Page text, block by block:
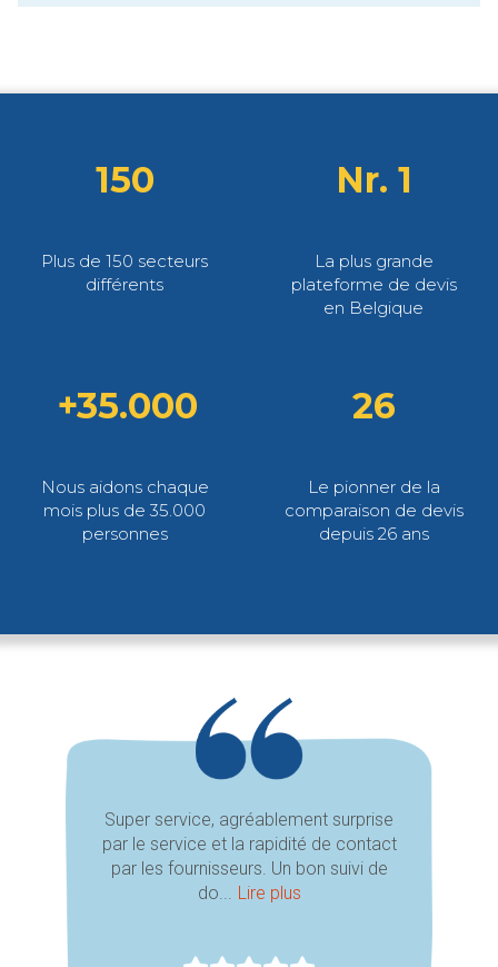
150
Plus de 150 secteurs
différents
Nr. 1
La plus grande
plateforme de devis
en Belgique
+35.000
Nous aidons chaque
mois plus de 35.000
personnes
26
Le pionner de la
comparaison de devis
depuis 26 ans
Super service, agréablement surprise
par le service et la rapidité de contact
par les fournisseurs. Un bon suivi de
do... Lire plus